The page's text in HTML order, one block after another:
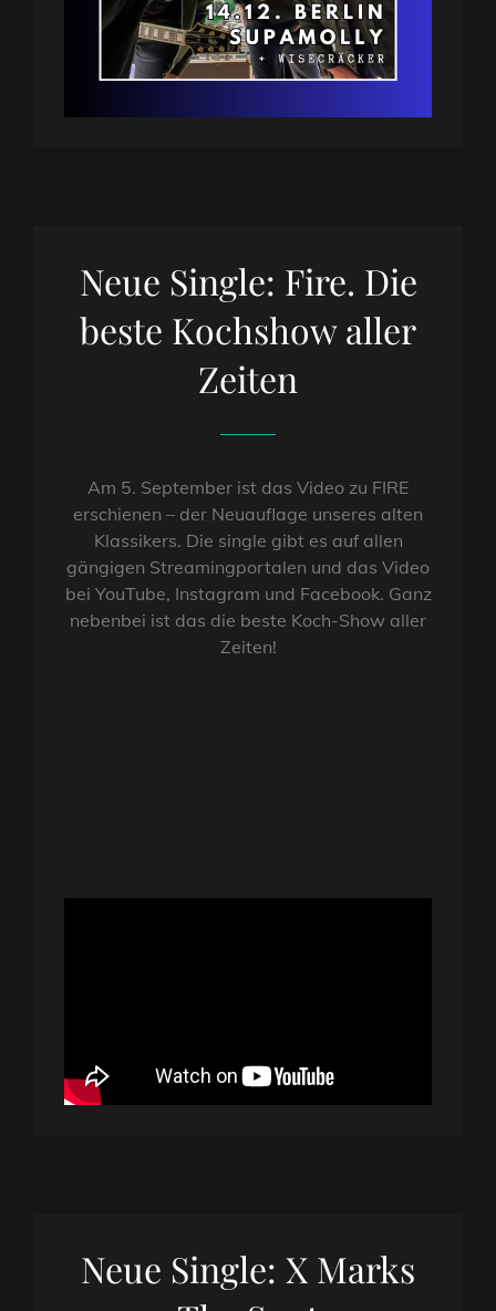
Neue Single: Fire. Die
beste Kochshow aller
Zeiten
Am 5. September ist das Video zu FIRE
erschienen – der Neuauflage unseres alten
Klassikers. Die single gibt es auf allen
gängigen Streamingportalen und das Video
bei YouTube, Instagram und Facebook. Ganz
nebenbei ist das die beste Koch-Show aller
Zeiten!
Neue Single: X Marks